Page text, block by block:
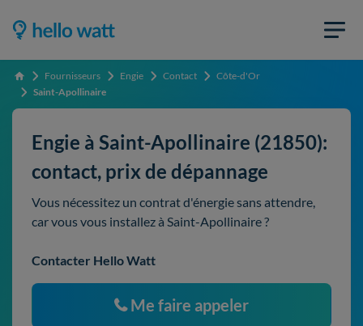
Accueil Fournisseurs Engie Contact
Côte-d'Or
Saint-Apollinaire
Engie à Saint-Apollinaire (21850):
contact, prix de dépannage
Vous nécessitez un contrat d'énergie sans attendre,
car vous vous installez à Saint-Apollinaire ?
Contacter Hello Watt
Me faire appeler